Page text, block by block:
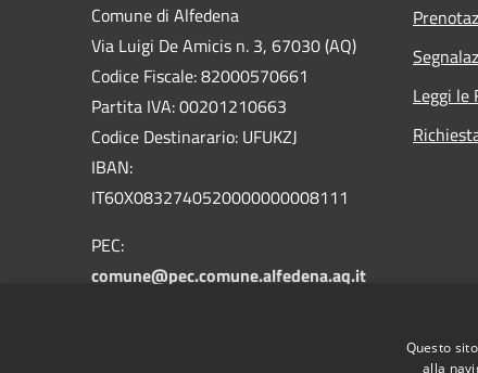
Comune di Alfedena
Via Luigi De Amicis n. 3, 67030 (AQ)
Codice Fiscale: 82000570661
Partita IVA: 00201210663
Codice Destinarario: UFUKZJ
IBAN:
IT60X0832740520000000008111
PEC:
comune@pec.comune.alfedena.aq.it
Leggi le
Questo
alla